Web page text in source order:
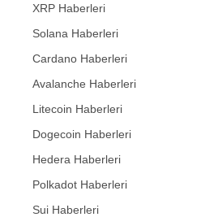
XRP Haberleri
Solana Haberleri
Cardano Haberleri
Avalanche Haberleri
Litecoin Haberleri
Dogecoin Haberleri
Hedera Haberleri
Polkadot Haberleri
Sui Haberleri